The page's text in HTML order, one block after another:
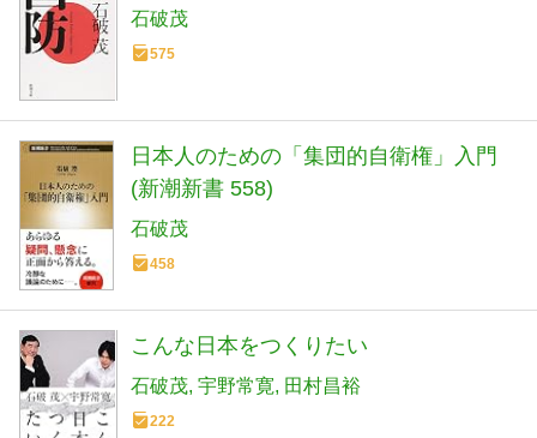
石破茂
575
日本人のための「集団的自衛権」入門
(新潮新書 558)
石破茂
458
こんな日本をつくりたい
石破茂 宇野常寛 田村昌裕
222